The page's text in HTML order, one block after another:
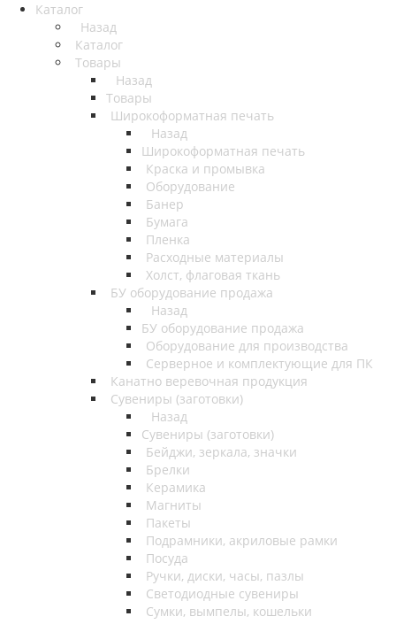
Каталог
Назад
Каталог
Товары
Назад
Товары
Широкоформатная печать
Назад
Широкоформатная печать
Краска и промывка
Оборудование
Банер
Бумага
Пленка
Расходные материалы
Холст, флаговая ткань
БУ оборудование продажа
Назад
БУ оборудование продажа
Оборудование для производства
Серверное и комплектующие для ПК
Канатно веревочная продукция
Сувениры (заготовки)
Назад
Сувениры (заготовки)
Бейджи, зеркала, значки
Брелки
Керамика
Магниты
Пакеты
Подрамники, акриловые рамки
Посуда
Ручки, диски, часы, пазлы
Светодиодные сувениры
Сумки, вымпелы, кошельки